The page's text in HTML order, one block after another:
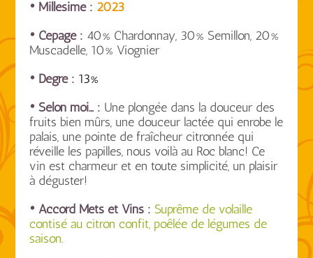
• Millésime : 2023
• Cépage : 40% Chardonnay, 30% Semillon, 20%
Muscadelle, 10% Viognier
• Degré : 13%
• Selon moi… : Une plongée dans la douceur des
fruits bien mûrs, une douceur lactée qui enrobe le
palais, une pointe de fraîcheur citronnée qui
réveille les papilles, nous voilà au Roc blanc! Ce
vin est charmeur et en toute simplicité, un plaisir
à déguster!
• Accord Mets et Vins :Suprême de volaille
contisé au citron confit, poêlée de légumes de
saison.